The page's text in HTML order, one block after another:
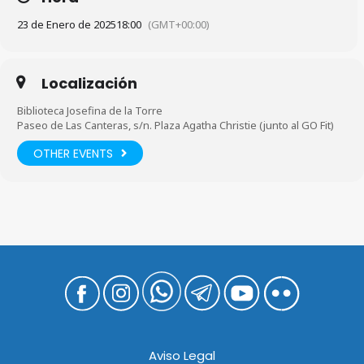
23 de Enero de 202518:00 (GMT+00:00)
Localización
Biblioteca Josefina de la Torre
Paseo de Las Canteras, s/n. Plaza Agatha Christie (junto al GO Fit)
OTHER EVENTS
Aviso Legal